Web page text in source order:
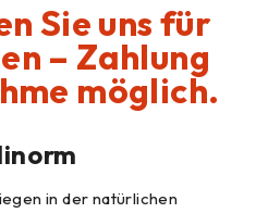
Sie uns für
– Zahlung
möglich.
in der natürlichen